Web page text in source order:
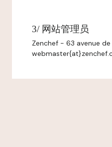
3/ 网站管理员
Zenchef - 63 avenue de